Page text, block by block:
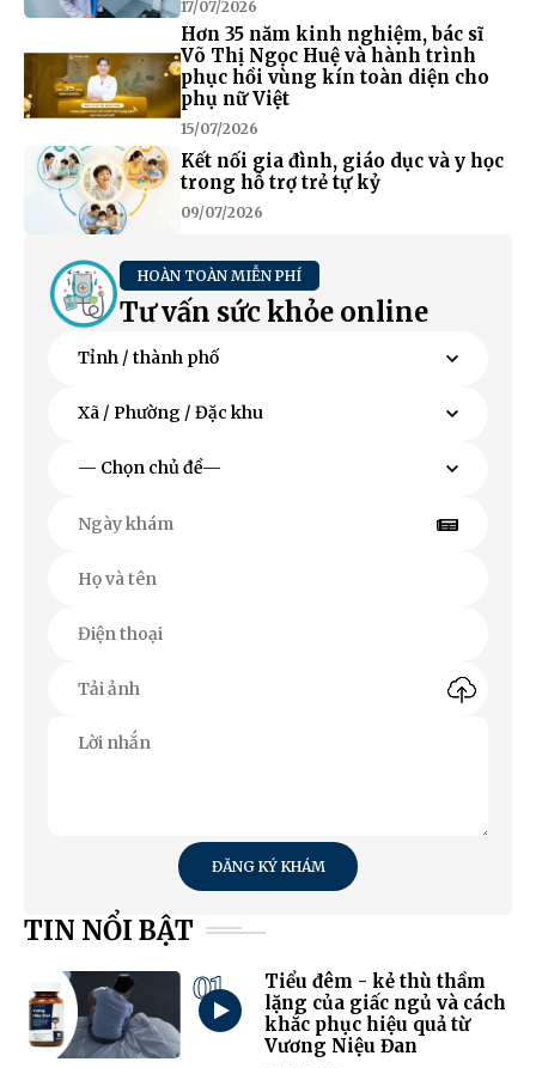
17/07/2026
Hơn 35 năm kinh nghiệm, bác sĩ
Võ Thị Ngọc Huệ và hành trình
phục hồi vùng kín toàn diện cho
phụ nữ Việt
15/07/2026
Kết nối gia đình, giáo dục và y học
trong hỗ trợ trẻ tự kỷ
09/07/2026
HOÀN TOÀN MIỄN PHÍ
Tư vấn sức khỏe online
ĐĂNG KÝ KHÁM
TIN NỔI BẬT
01
Tiểu đêm - kẻ thù thầm
lặng của giấc ngủ và cách
khắc phục hiệu quả từ
Vương Niệu Đan